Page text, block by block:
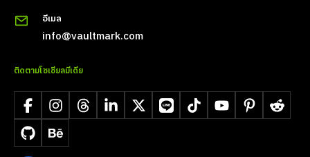
อีเมล
info@vaultmark.com
ติดตามโซเชียลมีเดีย
FacebookInstagramThreadsLinkedIn
X LINE TikTokYouTubePinterestReddit
GitHubBehance